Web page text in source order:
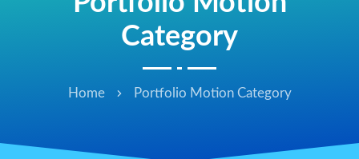
Category
Home Portfolio Motion Category